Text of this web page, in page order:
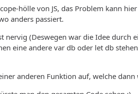
hölle von JS, das Problem kann
anders passiert.
nervig (Deswegen war die Idee durch
eine andere var db oder let db
anderen Funktion auf, welche dann